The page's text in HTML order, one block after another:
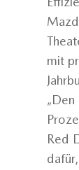
mit
Red